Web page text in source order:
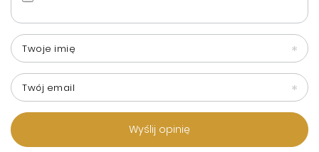
Twoje imię
Twój email
Wyślij opinię